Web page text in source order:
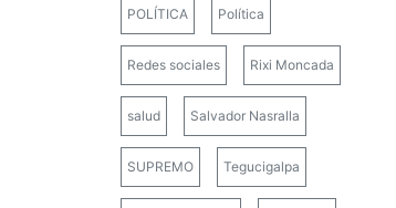
POLÍTICA Política
Redes sociales Rixi Moncada
salud Salvador Nasralla
SUPREMO Tegucigalpa